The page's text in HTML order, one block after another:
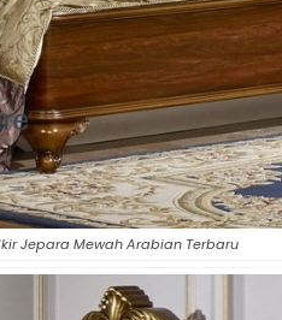
Jepara Mewah Arabian Terbaru